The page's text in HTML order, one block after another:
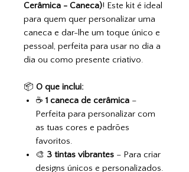
Cerâmica - Caneca)! Este kit é ideal
para quem quer personalizar uma
caneca e dar-lhe um toque único e
pessoal, perfeita para usar no dia a
dia ou como presente criativo.
📦 O que inclui:
☕ 1 caneca de cerâmica –
Perfeita para personalizar com
as tuas cores e padrões
favoritos.
🎨 3 tintas vibrantes – Para criar
designs únicos e personalizados.